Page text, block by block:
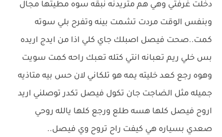
دخلت غرفتي وهي هم متريدنه نبقه سوه مطيتها مجال
وبنفس الوقت مردت تشمت بينه وتفرح بلي سوته
كمت..صحت فيصل اصبلك جاي كلي اذا من ايدج اريده
بس خلي ريم تعبانه انتي كتله تعبك راحه كمت سويت
وهوه رجع كعد خليته يمه هو تلكاني لان حس بيه متاذيه
جميله مثل الضاجت جان تكول فيصل تكدر توصلني اريد
اروح فيصل كلها هسه طلع ورجع كلها يالله روحي
صعدي بسياره هي كيفت راح تروح وي فيصل..